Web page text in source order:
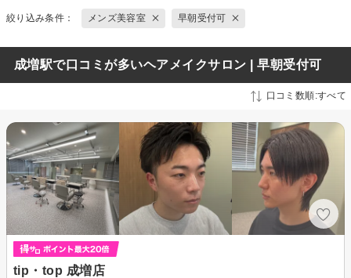
絞り込み条件： メンズ美容室 早朝受付可
成増駅で口コミが多いヘアメイクサロン | 早朝受付可
口コミ数順:すべて
tip・top 成増店